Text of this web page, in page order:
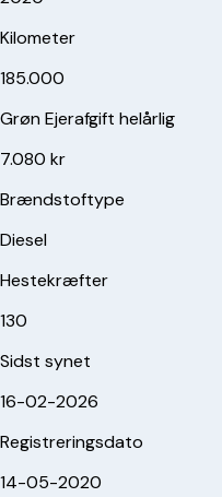
Kilometer
185.000
Grøn Ejerafgift helårlig
7.080 kr
Brændstoftype
Diesel
Hestekræfter
130
Sidst synet
16-02-2026
Registreringsdato
14-05-2020